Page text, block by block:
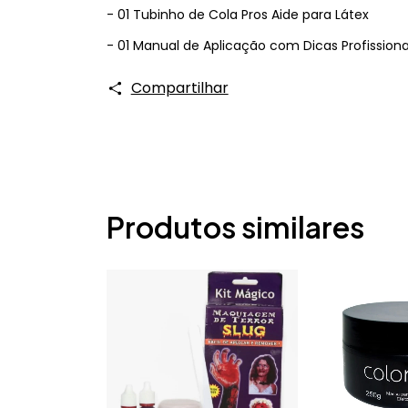
- 01 Tubinho de Cola Pros Aide para Látex
- 01 Manual de Aplicação com Dicas
Compartilhar
Produtos similares